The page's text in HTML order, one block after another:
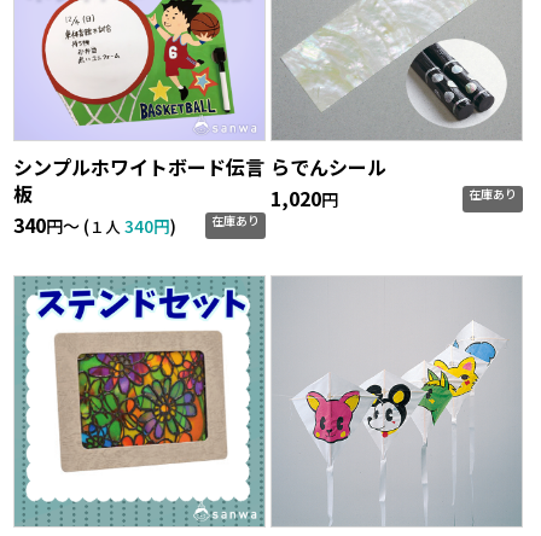
シンプルホワイトボード伝言
板
340円〜 (１人340円) 在庫あり
らでんシール
1,020円 在庫あり